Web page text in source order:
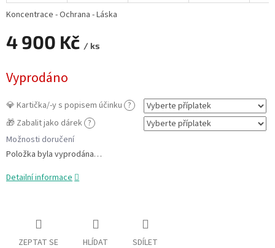
4 900 Kč / ks
cena:
Vyprodáno
💎 Kartička/-y s popisem účinku ?
🎁 Zabalit jako dárek ?
Možnosti doručení
Položka byla vyprodána…
Koncentrace - Ochrana - Láska
Detailní informace
ZEPTAT SE HLÍDAT SDÍLET